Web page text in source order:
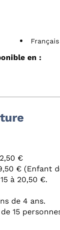
Français
en :
€
€ (Enfant
à 20,50 €.
de 4 ans.
15